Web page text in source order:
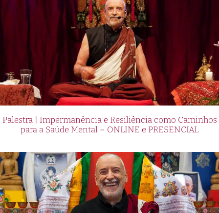
Palestra | Impermanência e Resiliência como Caminhos
para a Saúde Mental – ONLINE e PRESENCIAL